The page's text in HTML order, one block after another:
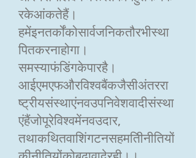
रकेआंकतेहैं।
हमेंइनतर्कोंकोसार्वजनिकतौरभीस्था
पितकरनाहोगा।
समस्याफंडिंगकेपारहै।
आईएमएफऔरविश्वबैंकजैसीअंतररा
ष्ट्रीयसंस्थाएंनवउपनिवेशवादीसंस्था
एंहैंजोपूरेविश्वमेंनवउदार,
तथाकथितवाशिंगटनसहमतिीनीतियों